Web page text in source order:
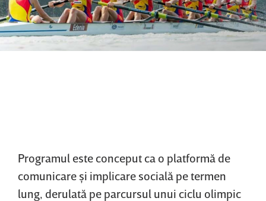
Programul este conceput ca o platformă de
comunicare şi implicare socială pe termen
lung, derulată pe parcursul unui ciclu olimpic